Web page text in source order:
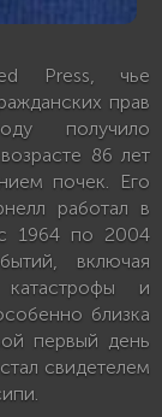
Press, чье
прав
получило
86 лет
почек. Его
работал в
с 1964 по 2004
включая
катастрофы и
близка
первый день
свидетелем